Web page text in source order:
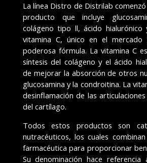
La línea Distro de Distrilab
producto que incluye
colágeno tipo ll, ácido hialurónico
vitamina C, único en el mercado
poderosa fórmula. La vitamina C
síntesis del colágeno y el ácido
de mejorar la absorción de otros
glucosamina y la condroitina. La
desinflamación de las
del cartílago.
Todos estos productos son
nutracéuticos, los cuales
farmacéutica para proporcionar
Su denominación hace referencia